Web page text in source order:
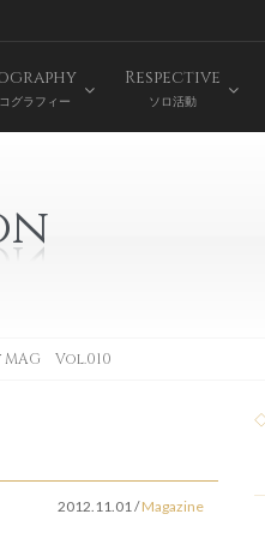
グラフィー
Respective
ソロ活動
MAG Vol.010
2012.11.01/Magazine